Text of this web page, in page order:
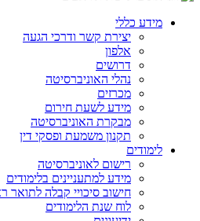
מידע כללי
יצירת קשר ודרכי הגעה
אלפון
דרושים
נהלי האוניברסיטה
מכרזים
מידע לשעת חירום
מבקרת האוניברסיטה
תקנון משמעת ופסקי דין
לימודים
רישום לאוניברסיטה
מידע למתעניינים בלימודים
חישוב סיכויי קבלה לתואר
לוח שנת הלימודים